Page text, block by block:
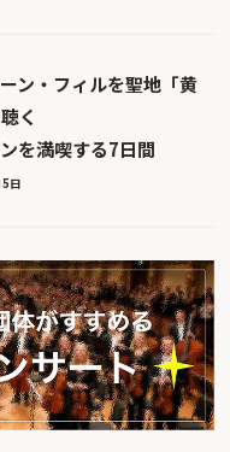
ン・フィルを聖地「黄
く
を満喫する7日間
日